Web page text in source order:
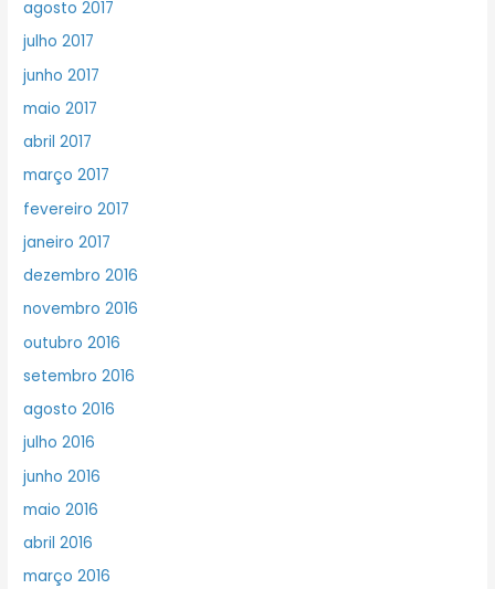
agosto 2017
julho 2017
junho 2017
maio 2017
abril 2017
março 2017
fevereiro 2017
janeiro 2017
dezembro 2016
novembro 2016
outubro 2016
setembro 2016
agosto 2016
julho 2016
junho 2016
maio 2016
abril 2016
março 2016